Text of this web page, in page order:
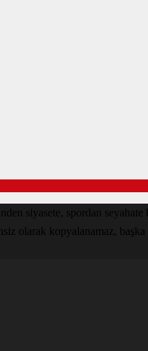
siyasete, spordan
olarak kopyalanamaz,